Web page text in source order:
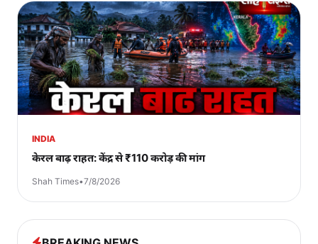
INDIA
केरल बाढ़ राहत: केंद्र से ₹110 करोड़ की मांग
Shah Times•7/8/2026